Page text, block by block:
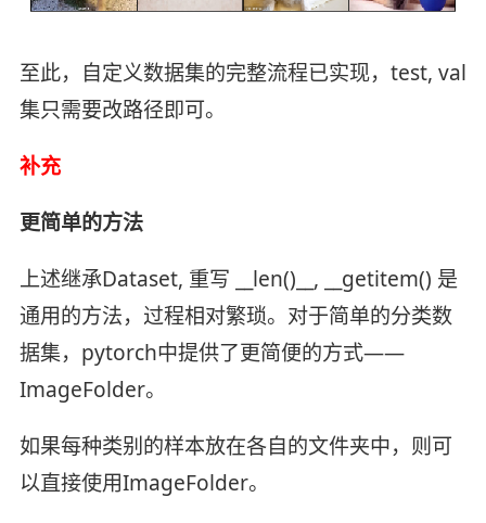
至此，自定义数据集的完整流程已实现，test, val
集只需要改路径即可。
补充
更简单的方法
上述继承Dataset, 重写 __len()__, __getitem() 是
通用的方法，过程相对繁琐。对于简单的分类数
据集，pytorch中提供了更简便的方式——
ImageFolder。
如果每种类别的样本放在各自的文件夹中，则可
以直接使用ImageFolder。